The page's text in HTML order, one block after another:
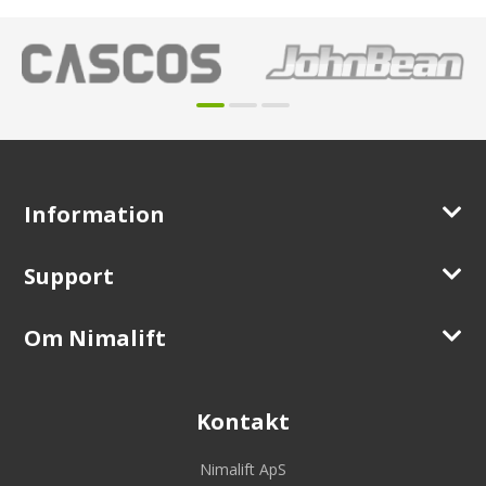
Information
Support
Om Nimalift
Kontakt
Nimalift ApS